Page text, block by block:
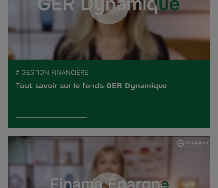
# GESTION FINANCIÈRE
Tout savoir sur le fonds GER Dynamique